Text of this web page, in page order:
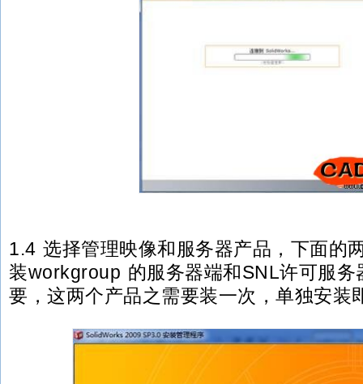
1.4 选择管理映像和服务器产品，下面的
装workgroup 的服务器端和SNL许可服务
要，这两个产品之需要装一次，单独安装